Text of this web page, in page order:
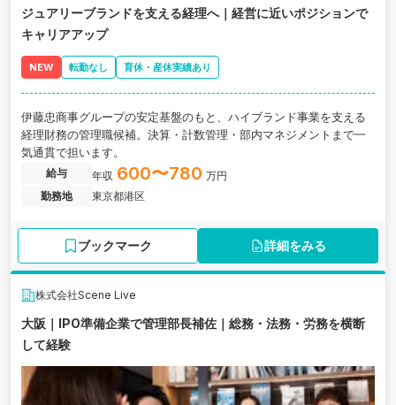
ジュアリーブランドを支える経理へ｜経営に近いポジションで
キャリアアップ
NEW 転勤なし 育休・産休実績あり
伊藤忠商事グループの安定基盤のもと、ハイブランド事業を支える
経理財務の管理職候補。決算・計数管理・部内マネジメントまで一
気通貫で担います。
給与 年収 600〜780 万円
勤務地
東京都港区
ブックマーク 詳細をみる
株式会社Scene Live
大阪｜IPO準備企業で管理部長補佐｜総務・法務・労務を横断
して経験